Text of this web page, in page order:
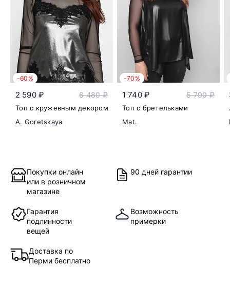
-60%
2 590 ₽ 6 480 ₽
Топ с кружевным декором
A. Goretskaya
-70%
1 740 ₽ 5 790 ₽
Топ с бретельками
Mat.
Покупки онлайн
или в розничном
магазине
90 дней гарантии
Гарантия
подлинности
вещей
Возможность
примерки
Доставка по
Перми бесплатно